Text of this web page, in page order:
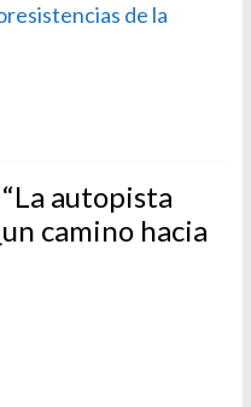
de la
La autopista
camino hacia